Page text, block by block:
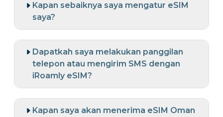
Kapan sebaiknya saya mengatur eSIM
saya?
Dapatkah saya melakukan panggilan
telepon atau mengirim SMS dengan
iRoamly eSIM?
Kapan saya akan menerima eSIM Oman